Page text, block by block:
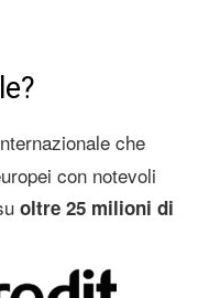
che
con notevoli
oltre 25 milioni di